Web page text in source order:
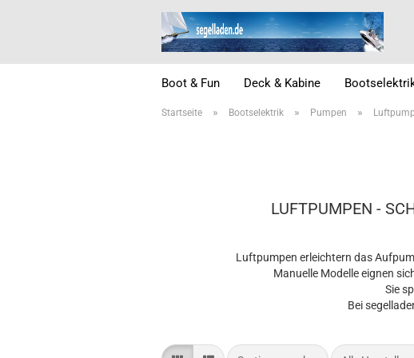
Boot & Fun Deck & Kabine
Startseite » Bootselektrik » Pumpen »
LUFTPUMPEN -
Luftpumpen erleichtern das
Manuelle Modelle eignen
Sie
Bei